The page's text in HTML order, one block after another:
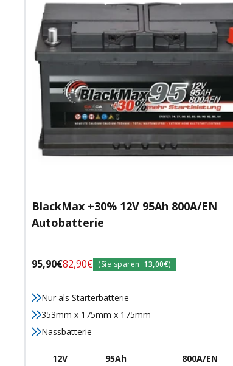
BlackMax +30% 12V 95Ah 800A/EN
Autobatterie
Angebotspreis
82,90€
Regulärer
95,90€ (Sie sparen 13,00€)
Nur als Starterbatterie
353mm x 175mm x 175mm
Nassbatterie
12V 95Ah 800A/EN